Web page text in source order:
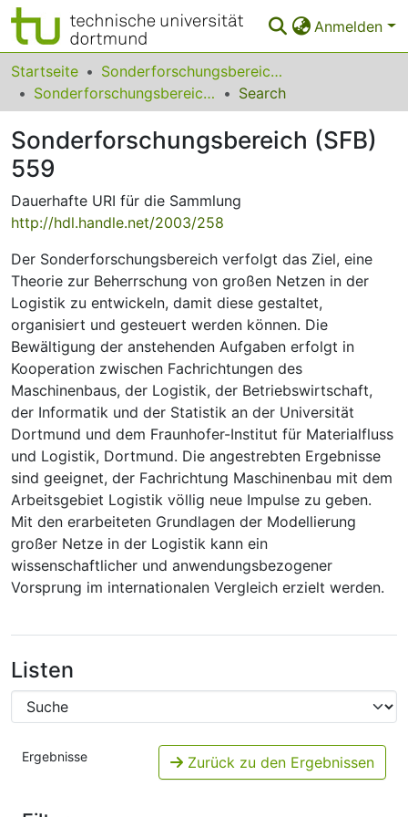
Anmelden
Bereiche & Sammlungen
Das gesamte Repositorium
Statistiken
FAQ
Leitlinien
Zurück zur Startseite
Startseite
Sonderforschungsbereiche
Sonderforschungsbereich (SFB) 559
Search
Sonderforschungsbereich (SFB)
559
Dauerhafte URI für die Sammlung
http://hdl.handle.net/2003/258
Der Sonderforschungsbereich verfolgt das Ziel, eine
Theorie zur Beherrschung von großen Netzen in der
Logistik zu entwickeln, damit diese gestaltet,
organisiert und gesteuert werden können. Die
Bewältigung der anstehenden Aufgaben erfolgt in
Kooperation zwischen Fachrichtungen des
Maschinenbaus, der Logistik, der Betriebswirtschaft,
der Informatik und der Statistik an der Universität
Dortmund und dem Fraunhofer-Institut für Materialfluss
und Logistik, Dortmund. Die angestrebten Ergebnisse
sind geeignet, der Fachrichtung Maschinenbau mit dem
Arbeitsgebiet Logistik völlig neue Impulse zu geben.
Mit den erarbeiteten Grundlagen der Modellierung
großer Netze in der Logistik kann ein
wissenschaftlicher und anwendungsbezogener
Vorsprung im internationalen Vergleich erzielt werden.
Listen
Ergebnisse Zurück zu den Ergebnissen